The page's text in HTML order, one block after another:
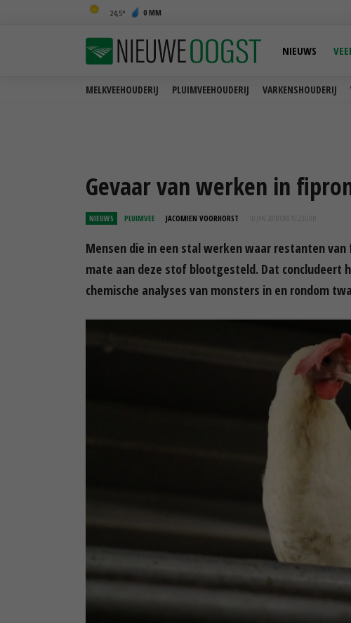
24,5 0 MM
MELKVEEHOUDERIJ PLUIMVEEHOUDERIJ VARKENSHOUDERIJ
NIEUWS
Gevaar van werken in
NIEUWS PLUIMVEE JACOMIEN VOORHORST 10 JAN 2018 OM 15:23
Mensen die in een stal werken waar restanten
mate aan deze stof blootgesteld. Dat concludeert
chemische analyses van monsters in en rondom